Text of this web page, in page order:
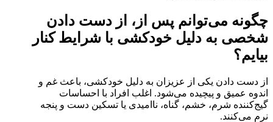
چگونه می‌توانم پس از، از دست دادن
شخصی به دلیل خودکشی با شرایط کنار
بیایم؟
از دست دادن یکی از عزیزان به دلیل خودکشی، باعث غم و
اندوه عمیق و پیچیده می‌شود. اغلب افراد با احساسات
گیج‌کننده شرم، خشم، گناه، ناامیدی یا تسکین دست و پنجه
نرم می‌کنند.